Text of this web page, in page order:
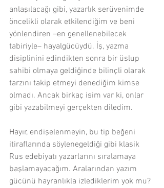
anlaşılacağı gibi, yazarlık serüvenimde
öncelikli olarak etkilendiğim ve beni
yönlendiren –en genellenebilecek
tabiriyle– hayalgücüydü. İş, yazma
disiplinini edindikten sonra bir üslup
sahibi olmaya geldiğinde bilinçli olarak
tarzını takip etmeyi denediğim kimse
olmadı. Ancak birkaç isim var ki, onlar
gibi yazabilmeyi gerçekten diledim.
Hayır, endişelenmeyin, bu tip beğeni
itiraflarında söylenegeldiği gibi klasik
Rus edebiyatı yazarlarını sıralamaya
başlamayacağım. Aralarından yazım
gücünü hayranlıkla izlediklerim yok mu?